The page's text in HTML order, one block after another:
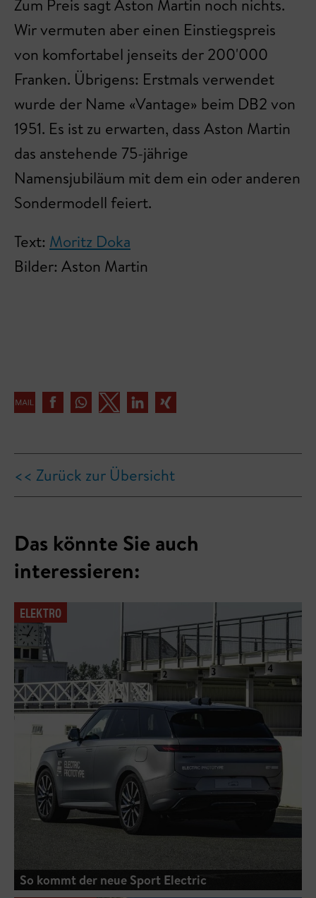
Zum Preis sagt Aston Martin noch nichts.
Wir vermuten aber einen Einstiegspreis
von komfortabel jenseits der 200'000
Franken. Übrigens: Erstmals verwendet
wurde der Name «Vantage» beim DB2 von
1951. Es ist zu erwarten, dass Aston Martin
das anstehende 75-jährige
Namensjubiläum mit dem ein oder anderen
Sondermodell feiert.
Text: Moritz Doka
Bilder: Aston Martin
<< Zurück zur Übersicht
Das könnte Sie auch
interessieren:
ELEKTRO
So kommt der neue Sport Electric